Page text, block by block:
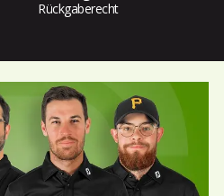
Rückgaberecht